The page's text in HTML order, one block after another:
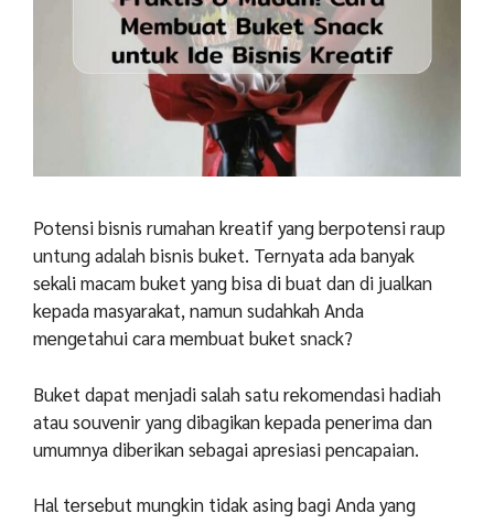
Potensi bisnis rumahan kreatif yang berpotensi raup
untung adalah bisnis buket. Ternyata ada banyak
sekali macam buket yang bisa di buat dan di jualkan
kepada masyarakat, namun sudahkah Anda
mengetahui cara membuat buket snack?
Buket dapat menjadi salah satu rekomendasi hadiah
atau souvenir yang dibagikan kepada penerima dan
umumnya diberikan sebagai apresiasi pencapaian.
Hal tersebut mungkin tidak asing bagi Anda yang